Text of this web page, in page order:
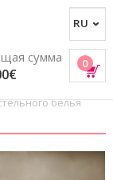
0
сумма
белья